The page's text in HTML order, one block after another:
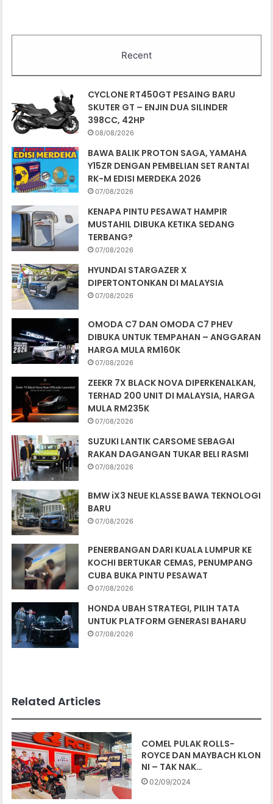
Recent
CYCLONE RT450GT PESAING BARU
SKUTER GT – ENJIN DUA SILINDER
398CC, 42HP
08/08/2026
BAWA BALIK PROTON SAGA, YAMAHA
Y15ZR DENGAN PEMBELIAN SET RANTAI
RK-M EDISI MERDEKA 2026
07/08/2026
KENAPA PINTU PESAWAT HAMPIR
MUSTAHIL DIBUKA KETIKA SEDANG
TERBANG?
07/08/2026
HYUNDAI STARGAZER X
DIPERTONTONKAN DI MALAYSIA
07/08/2026
OMODA C7 DAN OMODA C7 PHEV
DIBUKA UNTUK TEMPAHAN – ANGGARAN
HARGA MULA RM160K
07/08/2026
ZEEKR 7X BLACK NOVA DIPERKENALKAN,
TERHAD 200 UNIT DI MALAYSIA, HARGA
MULA RM235K
07/08/2026
SUZUKI LANTIK CARSOME SEBAGAI
RAKAN DAGANGAN TUKAR BELI RASMI
07/08/2026
BMW iX3 NEUE KLASSE BAWA TEKNOLOGI
BARU
07/08/2026
PENERBANGAN DARI KUALA LUMPUR KE
KOCHI BERTUKAR CEMAS, PENUMPANG
CUBA BUKA PINTU PESAWAT
07/08/2026
HONDA UBAH STRATEGI, PILIH TATA
UNTUK PLATFORM GENERASI BAHARU
07/08/2026
Related Articles
COMEL PULAK ROLLS-
ROYCE DAN MAYBACH KLON
NI – TAK NAK…
02/09/2024